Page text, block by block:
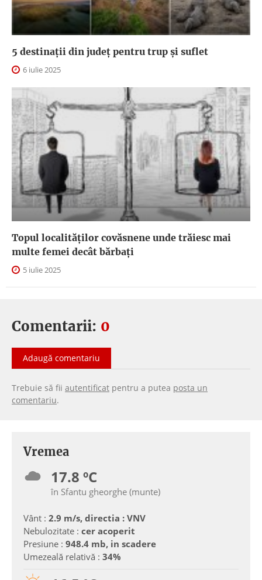
5 destinații din județ pentru trup și suflet
6 iulie 2025
Topul localităților covăsnene unde trăiesc mai
multe femei decât bărbați
5 iulie 2025
Comentarii: 0
Adaugă comentariu
Trebuie să fii autentificat pentru a putea posta un
comentariu.
Vremea
17.8 ºC
în Sfantu gheorghe (munte)
Vânt : 2.9 m/s, directia : VNV
Nebulozitate : cer acoperit
Presiune : 948.4 mb, in scadere
Umezeală relativă : 34%